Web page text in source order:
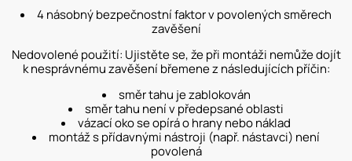
4 násobný bezpečnostní faktor v povolených směrech
zavěšení
Nedovolené použití: Ujistěte se, že při montáži nemůže dojít
k nesprávnému zavěšení břemene z následujících příčin:
směr tahu je zablokován
směr tahu není v předepsané oblasti
vázací oko se opírá o hrany nebo náklad
montáž s přídavnými nástroji (např. nástavci) není
povolená